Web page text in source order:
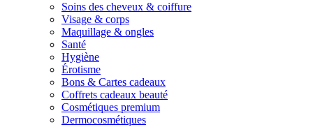
Soins des cheveux & coiffure
Visage & corps
Maquillage & ongles
Santé
Hygiène
Érotisme
Bons & Cartes cadeaux
Coffrets cadeaux beauté
Cosmétiques premium
Dermocosmétiques